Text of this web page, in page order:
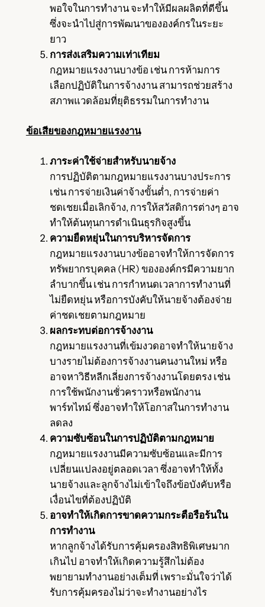
พอใจในการทำงาน จะทำให้มีผลผลิตที่ดีขึ้น
ซึ่งจะนำไปสู่การพัฒนาขององค์กรในระยะ
ยาว
การส่งเสริมความเท่าเทียม
กฎหมายแรงงานบางข้อ เช่น การห้ามการ
เลือกปฏิบัติในการจ้างงาน สามารถช่วยสร้าง
สภาพแวดล้อมที่ยุติธรรมในการทำงาน
ข้อเสียของกฎหมายแรงงาน
ภาระค่าใช้จ่ายสำหรับนายจ้าง
การปฏิบัติตามกฎหมายแรงงานบางประการ
เช่น การจ่ายเงินค่าจ้างขั้นต่ำ, การจ่ายค่า
ชดเชยเมื่อเลิกจ้าง, การให้สวัสดิการต่างๆ อาจ
ทำให้ต้นทุนการดำเนินธุรกิจสูงขึ้น
ความยืดหยุ่นในการบริหารจัดการ
กฎหมายแรงงานบางข้ออาจทำให้การจัดการ
ทรัพยากรบุคคล (HR) ขององค์กรมีความยาก
ลำบากขึ้น เช่น การกำหนดเวลาการทำงานที่
ไม่ยืดหยุ่น หรือการบังคับให้นายจ้างต้องจ่าย
ค่าชดเชยตามกฎหมาย
ผลกระทบต่อการจ้างงาน
กฎหมายแรงงานที่เข้มงวดอาจทำให้นายจ้าง
บางรายไม่ต้องการจ้างงานคนงานใหม่ หรือ
อาจหาวิธีหลีกเลี่ยงการจ้างงานโดยตรง เช่น
การใช้พนักงานชั่วคราวหรือพนักงาน
พาร์ทไทม์ ซึ่งอาจทำให้โอกาสในการทำงาน
ลดลง
ความซับซ้อนในการปฏิบัติตามกฎหมาย
กฎหมายแรงงานมีความซับซ้อนและมีการ
เปลี่ยนแปลงอยู่ตลอดเวลา ซึ่งอาจทำให้ทั้ง
นายจ้างและลูกจ้างไม่เข้าใจถึงข้อบังคับหรือ
เงื่อนไขที่ต้องปฏิบัติ
อาจทำให้เกิดการขาดความกระตือรือร้นใน
การทำงาน
หากลูกจ้างได้รับการคุ้มครองสิทธิพิเศษมาก
เกินไป อาจทำให้เกิดความรู้สึกไม่ต้อง
พยายามทำงานอย่างเต็มที่ เพราะมั่นใจว่าได้
รับการคุ้มครองไม่ว่าจะทำงานอย่างไร